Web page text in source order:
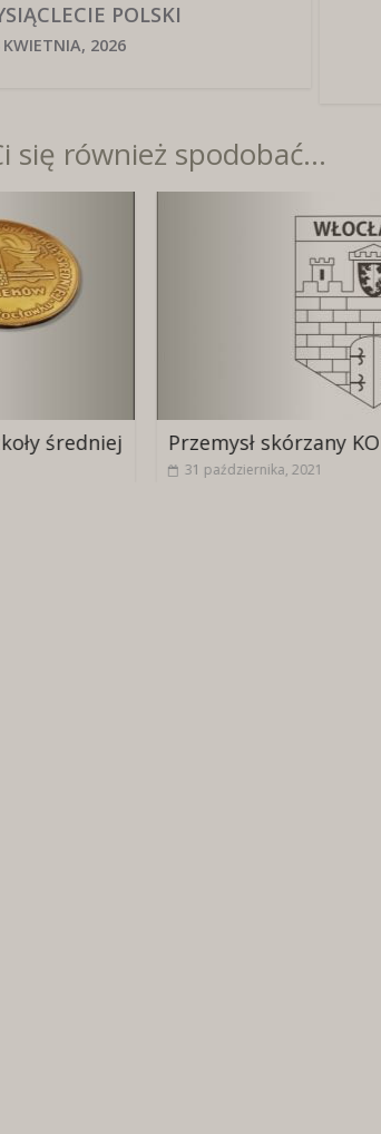
POLSKI
KWIETNIA, 2026
się również spodobać...
skórzany KOBRA